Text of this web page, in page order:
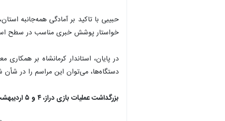
حبیبی با تاکید بر آمادگی همه‌جانبه
خواستار پوشش خبری مناسب در سطح
در پایان، استاندار کرمانشاه بر
دستگاه‌ها، می‌توان این مراسم را در شأن
بزرگداشت عملیات بازی دراز، ۴ و ۵ اردیبهشت ماه برگزار می‌شود